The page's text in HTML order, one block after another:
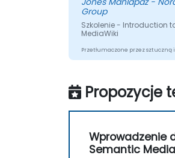
Group
Szkolenie - Introduction
MediaWiki
Przetłumaczone przez
Propozycje
Wprowadzenie
Semantic